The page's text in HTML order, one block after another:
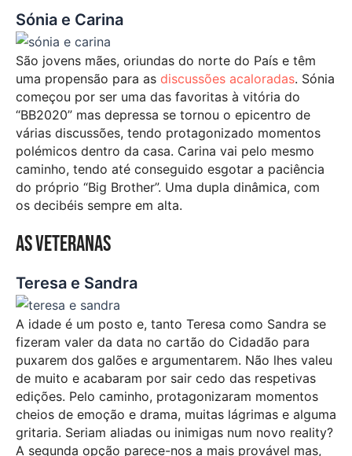
Sónia e Carina
São jovens mães, oriundas do norte do País e têm
uma propensão para as discussões acaloradas. Sónia
começou por ser uma das favoritas à vitória do
“BB2020” mas depressa se tornou o epicentro de
várias discussões, tendo protagonizado momentos
polémicos dentro da casa. Carina vai pelo mesmo
caminho, tendo até conseguido esgotar a paciência
do próprio “Big Brother”. Uma dupla dinâmica, com
os decibéis sempre em alta.
As veteranas
Teresa e Sandra
A idade é um posto e, tanto Teresa como Sandra se
fizeram valer da data no cartão do Cidadão para
puxarem dos galões e argumentarem. Não lhes valeu
de muito e acabaram por sair cedo das respetivas
edições. Pelo caminho, protagonizaram momentos
cheios de emoção e drama, muitas lágrimas e alguma
gritaria. Seriam aliadas ou inimigas num novo reality?
A segunda opção parece-nos a mais provável mas,